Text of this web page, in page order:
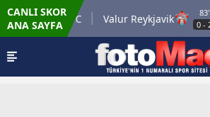
CANLI SKOR
ANA SAYFA
0 Pafos FC Valur Reykjavik
83'
0-2